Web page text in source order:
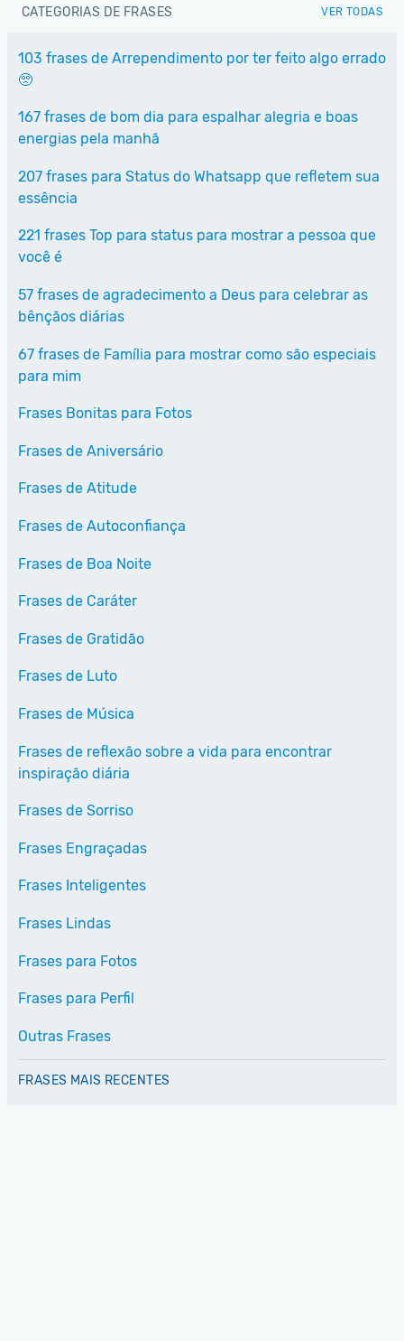
CATEGORIAS DE FRASES VER TODAS
103 frases de Arrependimento por ter feito algo errado
🥺
167 frases de bom dia para espalhar alegria e boas
energias pela manhã
207 frases para Status do Whatsapp que refletem sua
essência
221 frases Top para status para mostrar a pessoa que
você é
57 frases de agradecimento a Deus para celebrar as
bênçãos diárias
67 frases de Família para mostrar como são especiais
para mim
Frases Bonitas para Fotos
Frases de Aniversário
Frases de Atitude
Frases de Autoconfiança
Frases de Boa Noite
Frases de Caráter
Frases de Gratidão
Frases de Luto
Frases de Música
Frases de reflexão sobre a vida para encontrar
inspiração diária
Frases de Sorriso
Frases Engraçadas
Frases Inteligentes
Frases Lindas
Frases para Fotos
Frases para Perfil
Outras Frases
FRASES MAIS RECENTES